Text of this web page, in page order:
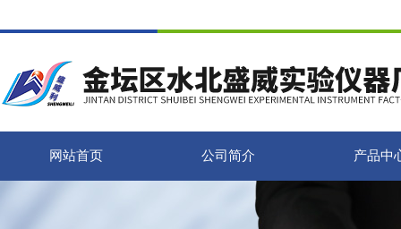
网站首页 公司简介 产品中